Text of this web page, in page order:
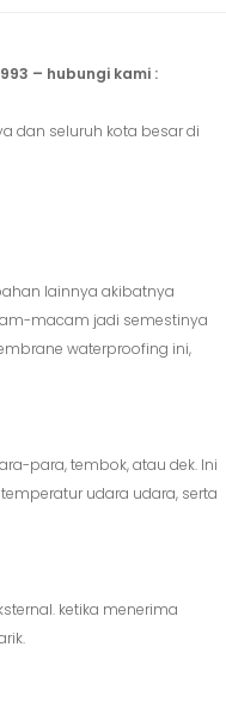
– hubungi kami :
dan seluruh kota besar di
lainnya akibatnya
macam jadi semestinya
waterproofing ini,
para, tembok, atau dek. Ini
udara udara, serta
ketika menerima